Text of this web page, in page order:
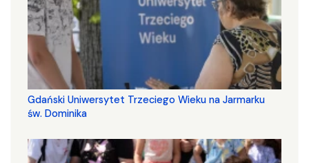
Gdański Uniwersytet Trzeciego Wieku na Jarmarku
św. Dominika